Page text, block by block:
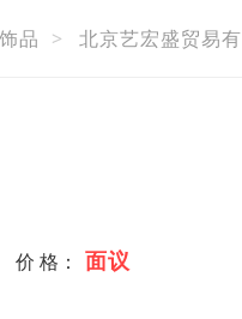
品 > 北京艺宏盛贸易
价 格： 面议